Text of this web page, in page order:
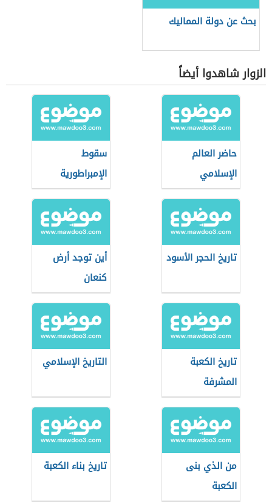
بحث عن دولة المماليك
الزوار شاهدوا أيضاً
حاضر العالم
الإسلامي
سقوط
الإمبراطورية
الرومانية
تاريخ الحجر الأسود
أين توجد أرض
كنعان
تاريخ الكعبة
المشرفة
التاريخ الإسلامي
من الذي بنى
الكعبة
تاريخ بناء الكعبة